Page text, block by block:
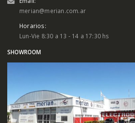
merian@merian.com.ar
Horarios:
Lun-Vie 8:30 a 13 - 14 a 17:30 hs
SHOWROOM